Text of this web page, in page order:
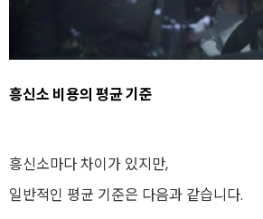
흥신소 비용의 평균 기준
흥신소마다 차이가 있지만,
일반적인 평균 기준은 다음과 같습니다.